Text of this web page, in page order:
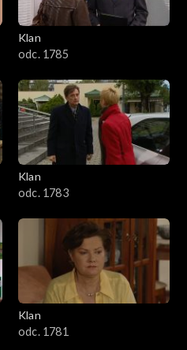
Klan
odc. 1785
Klan
odc. 1783
Klan
odc. 1781